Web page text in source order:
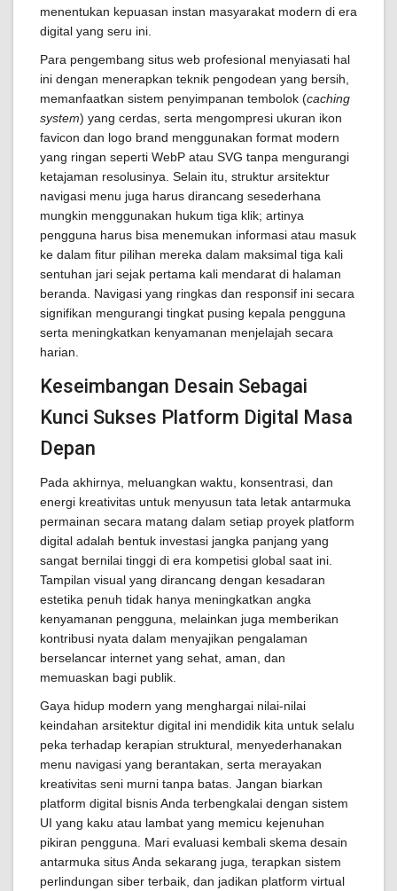
menentukan kepuasan instan masyarakat modern di era
digital yang seru ini.
Para pengembang situs web profesional menyiasati hal
ini dengan menerapkan teknik pengodean yang bersih,
memanfaatkan sistem penyimpanan tembolok (caching
system) yang cerdas, serta mengompresi ukuran ikon
favicon dan logo brand menggunakan format modern
yang ringan seperti WebP atau SVG tanpa mengurangi
ketajaman resolusinya. Selain itu, struktur arsitektur
navigasi menu juga harus dirancang sesederhana
mungkin menggunakan hukum tiga klik; artinya
pengguna harus bisa menemukan informasi atau masuk
ke dalam fitur pilihan mereka dalam maksimal tiga kali
sentuhan jari sejak pertama kali mendarat di halaman
beranda. Navigasi yang ringkas dan responsif ini secara
signifikan mengurangi tingkat pusing kepala pengguna
serta meningkatkan kenyamanan menjelajah secara
harian.
Keseimbangan Desain Sebagai
Kunci Sukses Platform Digital Masa
Depan
Pada akhirnya, meluangkan waktu, konsentrasi, dan
energi kreativitas untuk menyusun tata letak antarmuka
permainan secara matang dalam setiap proyek platform
digital adalah bentuk investasi jangka panjang yang
sangat bernilai tinggi di era kompetisi global saat ini.
Tampilan visual yang dirancang dengan kesadaran
estetika penuh tidak hanya meningkatkan angka
kenyamanan pengguna, melainkan juga memberikan
kontribusi nyata dalam menyajikan pengalaman
berselancar internet yang sehat, aman, dan
memuaskan bagi publik.
Gaya hidup modern yang menghargai nilai-nilai
keindahan arsitektur digital ini mendidik kita untuk selalu
peka terhadap kerapian struktural, menyederhanakan
menu navigasi yang berantakan, serta merayakan
kreativitas seni murni tanpa batas. Jangan biarkan
platform digital bisnis Anda terbengkalai dengan sistem
UI yang kaku atau lambat yang memicu kejenuhan
pikiran pengguna. Mari evaluasi kembali skema desain
antarmuka situs Anda sekarang juga, terapkan sistem
perlindungan siber terbaik, dan jadikan platform virtual